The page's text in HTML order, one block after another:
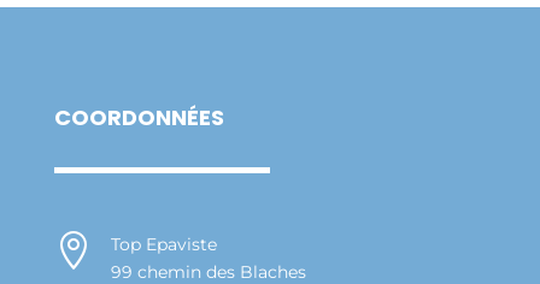
COORDONNÉES

Top Epaviste
99 chemin des Blaches